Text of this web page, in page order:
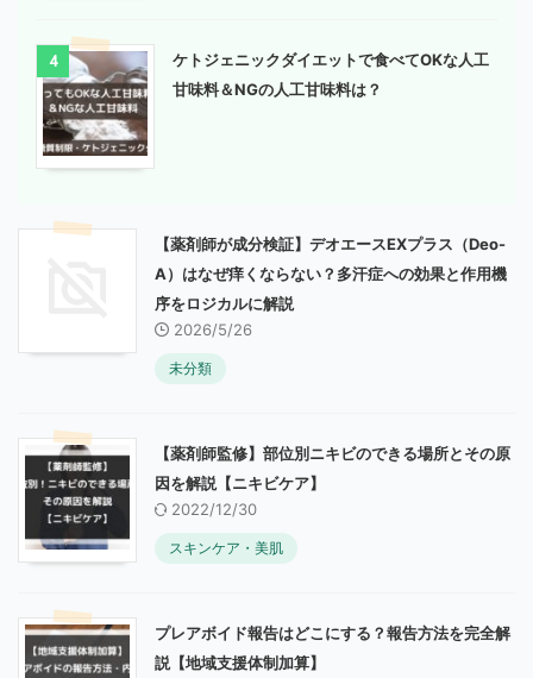
4
ケトジェニックダイエットで食べてOKな人工
甘味料＆NGの人工甘味料は？
【薬剤師が成分検証】デオエースEXプラス（Deo-
A）はなぜ痒くならない？多汗症への効果と作用機
序をロジカルに解説
2026/5/26
未分類
【薬剤師監修】部位別ニキビのできる場所とその原
因を解説【ニキビケア】
2022/12/30
スキンケア・美肌
プレアボイド報告はどこにする？報告方法を完全解
説【地域支援体制加算】